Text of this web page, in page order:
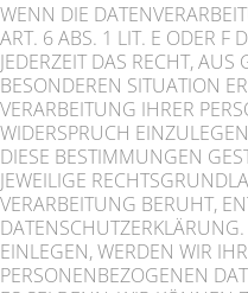
WENN DIE
ART. 6 ABS. 1 LIT. E ODER F
JEDERZEIT DAS RECHT,
BESONDEREN SITUATION
VERARBEITUNG IHRER
WIDERSPRUCH
DIESE BESTIMMUNGEN
JEWEILIGE
VERARBEITUNG BERUHT,
EINLEGEN, WERDEN WIR
PERSONENBEZOGENEN